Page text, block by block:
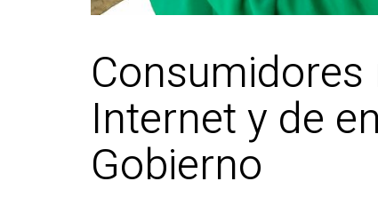
Internet y de
Gobierno